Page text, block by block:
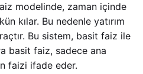
modelinde, zaman içinde
kılar. Bu nedenle yatırım
Bu sistem, basit faiz ile
basit faiz, sadece ana
faizi ifade eder.